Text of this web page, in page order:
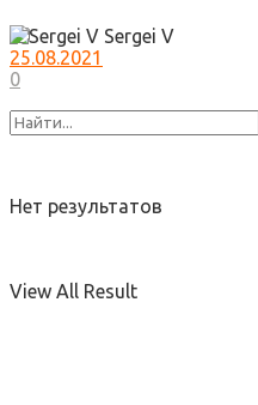
Нет результатов
View All Result
Sergei V
25.08.2021
0